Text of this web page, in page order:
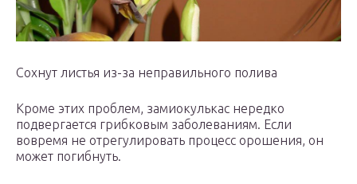
Сохнут листья из-за неправильного полива
Кроме этих проблем, замиокулькас нередко
подвергается грибковым заболеваниям. Если
вовремя не отрегулировать процесс орошения, он
может погибнуть.